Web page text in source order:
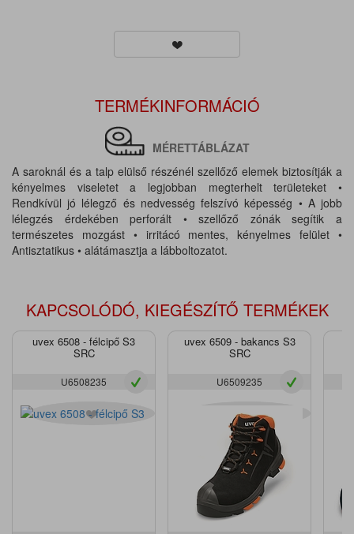
TERMÉKINFORMÁCIÓ
MÉRETTÁBLÁZAT
A saroknál és a talp elülső részénél szellőző elemek biztosítják a
kényelmes viseletet a legjobban megterhelt területeket •
Rendkívül jó lélegző és nedvesség felszívó képesség • A jobb
lélegzés érdekében perforált • szellőző zónák segítik a
természetes mozgást • irritácó mentes, kényelmes felület •
Antisztatikus • alátámasztja a lábboltozatot.
KAPCSOLÓDÓ, KIEGÉSZÍTŐ TERMÉKEK
uvex 6508 - félcipő S3
SRC
U6508235
uvex 6509 - bakancs S3
SRC
U6509235